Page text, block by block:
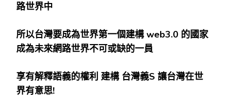
路世界中
所以台灣要成為世界第一個建構 web3.0 的國家
成為未來網路世界不可或缺的一員
享有解釋語義的權利 建構 台灣義S 讓台灣在世
界有意思!